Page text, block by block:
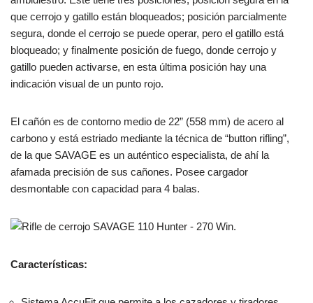
que cerrojo y gatillo están bloqueados; posición parcialmente
segura, donde el cerrojo se puede operar, pero el gatillo está
bloqueado; y finalmente posición de fuego, donde cerrojo y
gatillo pueden activarse, en esta última posición hay una
indicación visual de un punto rojo.
El cañón es de contorno medio de 22” (558 mm) de acero al
carbono y está estriado mediante la técnica de “button rifling”,
de la que SAVAGE es un auténtico especialista, de ahí la
afamada precisión de sus cañones. Posee cargador
desmontable con capacidad para 4 balas.
Características: